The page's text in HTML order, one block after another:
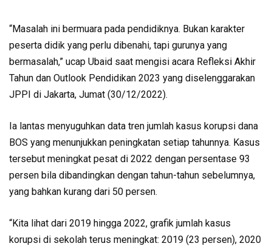
“Masalah ini bermuara pada pendidiknya. Bukan karakter
peserta didik yang perlu dibenahi, tapi gurunya yang
bermasalah,” ucap Ubaid saat mengisi acara Refleksi Akhir
Tahun dan Outlook Pendidikan 2023 yang diselenggarakan
JPPI di Jakarta, Jumat (30/12/2022).
Ia lantas menyuguhkan data tren jumlah kasus korupsi dana
BOS yang menunjukkan peningkatan setiap tahunnya. Kasus
tersebut meningkat pesat di 2022 dengan persentase 93
persen bila dibandingkan dengan tahun-tahun sebelumnya,
yang bahkan kurang dari 50 persen.
“Kita lihat dari 2019 hingga 2022, grafik jumlah kasus
korupsi di sekolah terus meningkat: 2019 (23 persen), 2020